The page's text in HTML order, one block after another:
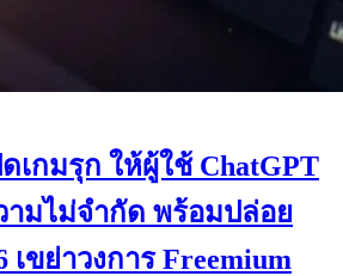
ดเกมรุก ให้ผู้ใช้ ChatGPT
มไม่จำกัด พร้อมปล่อย
เขย่าวงการ Freemium